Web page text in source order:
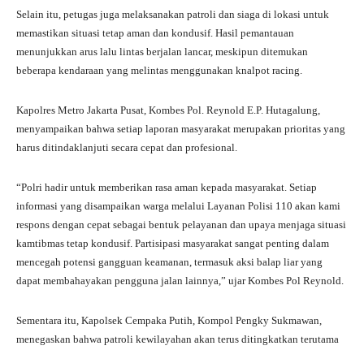
Selain itu, petugas juga melaksanakan patroli dan siaga di lokasi untuk
memastikan situasi tetap aman dan kondusif. Hasil pemantauan
menunjukkan arus lalu lintas berjalan lancar, meskipun ditemukan
beberapa kendaraan yang melintas menggunakan knalpot racing.
Kapolres Metro Jakarta Pusat, Kombes Pol. Reynold E.P. Hutagalung,
menyampaikan bahwa setiap laporan masyarakat merupakan prioritas yang
harus ditindaklanjuti secara cepat dan profesional.
“Polri hadir untuk memberikan rasa aman kepada masyarakat. Setiap
informasi yang disampaikan warga melalui Layanan Polisi 110 akan kami
respons dengan cepat sebagai bentuk pelayanan dan upaya menjaga situasi
kamtibmas tetap kondusif. Partisipasi masyarakat sangat penting dalam
mencegah potensi gangguan keamanan, termasuk aksi balap liar yang
dapat membahayakan pengguna jalan lainnya,” ujar Kombes Pol Reynold.
Sementara itu, Kapolsek Cempaka Putih, Kompol Pengky Sukmawan,
menegaskan bahwa patroli kewilayahan akan terus ditingkatkan terutama